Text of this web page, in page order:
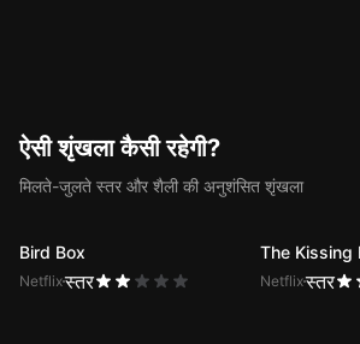
ऐसी शृंखला कैसी रहेगी?
मिलते-जुलते स्तर और शैली की अनुशंसित शृंखला
Bird Box
Netflixस्तर
The Kissing
Netflixस्तर